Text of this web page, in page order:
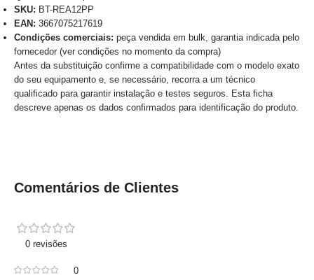
SKU: BT-REA12PP
EAN: 3667075217619
Condições comerciais: peça vendida em bulk, garantia indicada pelo
fornecedor (ver condições no momento da compra)
Antes da substituição confirme a compatibilidade com o modelo exato
do seu equipamento e, se necessário, recorra a um técnico
qualificado para garantir instalação e testes seguros. Esta ficha
descreve apenas os dados confirmados para identificação do produto.
Comentários de Clientes
0 revisões
0